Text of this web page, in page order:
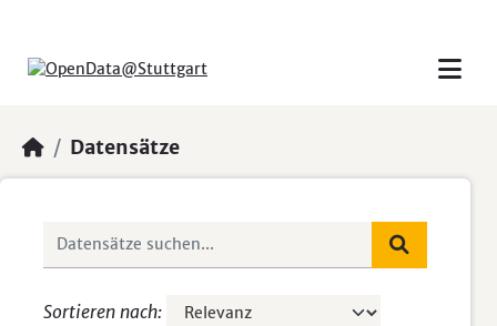
Datensätze
Sortieren nach